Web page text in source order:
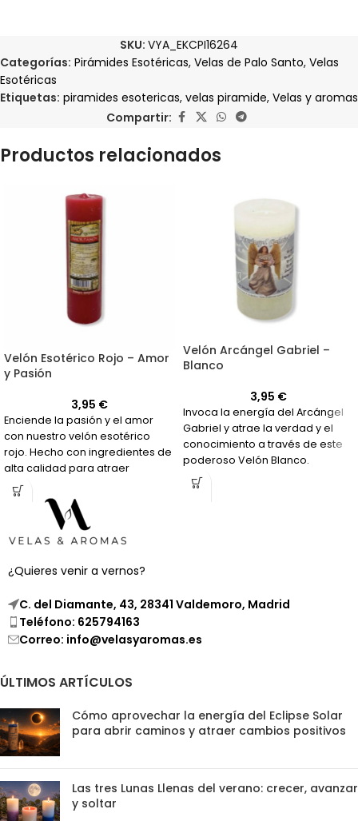
SKU: VYA_EKCPI16264
Categorías: Pirámides Esotéricas, Velas de Palo Santo, Velas
Esotéricas
Etiquetas: piramides esotericas, velas piramide, Velas y aromas
Compartir:
Productos relacionados
Velón Esotérico Rojo – Amor
y Pasión
3,95 €
Enciende la pasión y el amor
con nuestro velón esotérico
rojo. Hecho con ingredientes de
alta calidad para atraer
energías positivas en tus
relaciones.
Velón Arcángel Gabriel –
Blanco
3,95 €
Invoca la energía del Arcángel
Gabriel y atrae la verdad y el
conocimiento a través de este
poderoso Velón Blanco.
¿Quieres venir a vernos?
C. del Diamante, 43, 28341 Valdemoro, Madrid
Teléfono: 625794163
Correo: info@velasyaromas.es
ÚLTIMOS ARTÍCULOS
Cómo aprovechar la energía del Eclipse Solar
para abrir caminos y atraer cambios positivos
Las tres Lunas Llenas del verano: crecer, avanzar
y soltar